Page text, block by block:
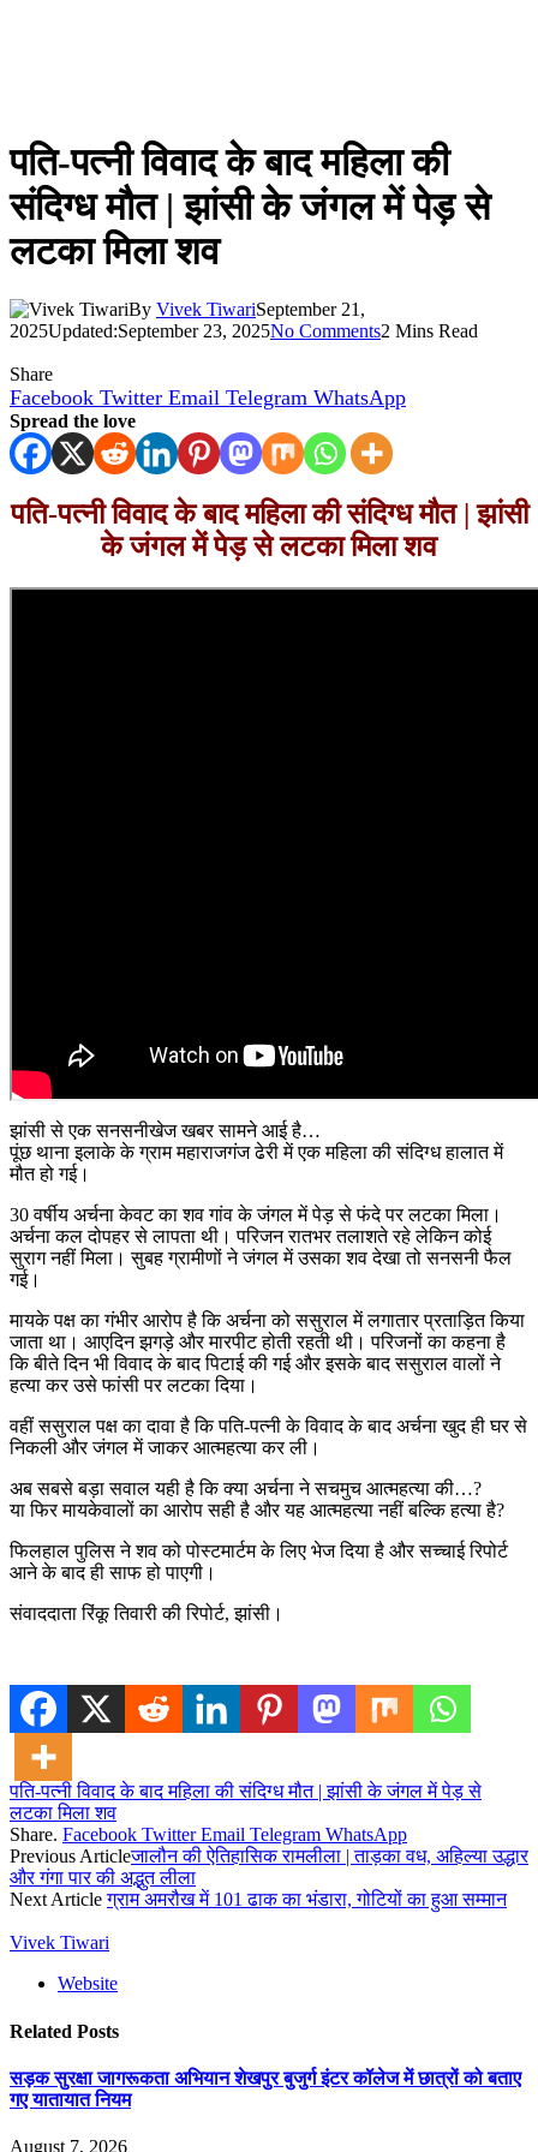
पति-पत्नी विवाद के बाद महिला की
संदिग्ध मौत | झांसी के जंगल में पेड़ से
लटका मिला शव
By Vivek TiwariSeptember 21,
2025Updated:September 23, 2025No Comments2 Mins Read
Share
Facebook Twitter Email Telegram WhatsApp
Spread the love
पति-पत्नी विवाद के बाद महिला की संदिग्ध मौत | झांसी
के जंगल में पेड़ से लटका मिला शव
झांसी से एक सनसनीखेज खबर सामने आई है…
पूंछ थाना इलाके के ग्राम महाराजगंज ढेरी में एक महिला की संदिग्ध हालात में
मौत हो गई।
30 वर्षीय अर्चना केवट का शव गांव के जंगल में पेड़ से फंदे पर लटका मिला।
अर्चना कल दोपहर से लापता थी। परिजन रातभर तलाशते रहे लेकिन कोई
सुराग नहीं मिला। सुबह ग्रामीणों ने जंगल में उसका शव देखा तो सनसनी फैल
गई।
मायके पक्ष का गंभीर आरोप है कि अर्चना को ससुराल में लगातार प्रताड़ित किया
जाता था। आएदिन झगड़े और मारपीट होती रहती थी। परिजनों का कहना है
कि बीते दिन भी विवाद के बाद पिटाई की गई और इसके बाद ससुराल वालों ने
हत्या कर उसे फांसी पर लटका दिया।
वहीं ससुराल पक्ष का दावा है कि पति-पत्नी के विवाद के बाद अर्चना खुद ही घर से
निकली और जंगल में जाकर आत्महत्या कर ली।
अब सबसे बड़ा सवाल यही है कि क्या अर्चना ने सचमुच आत्महत्या की…?
या फिर मायकेवालों का आरोप सही है और यह आत्महत्या नहीं बल्कि हत्या है?
फिलहाल पुलिस ने शव को पोस्टमार्टम के लिए भेज दिया है और सच्चाई रिपोर्ट
आने के बाद ही साफ हो पाएगी।
संवाददाता रिंकू तिवारी की रिपोर्ट, झांसी।
पति-पत्नी विवाद के बाद महिला की संदिग्ध मौत | झांसी के जंगल में पेड़ से
लटका मिला शव
Share. Facebook Twitter Email Telegram WhatsApp
Previous Articleजालौन की ऐतिहासिक रामलीला | ताड़का वध, अहिल्या उद्धार
और गंगा पार की अद्भुत लीला
Next Articleग्राम अमरौख में 101 ढाक का भंडारा, गोटियों का हुआ सम्मान
Vivek Tiwari
Website
Related Posts
सड़क सुरक्षा जागरूकता अभियान शेखपुर बुजुर्ग इंटर कॉलेज में छात्रों को बताए
गए यातायात नियम
August 7, 2026